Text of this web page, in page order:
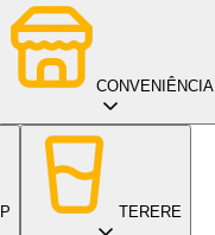
CONVENIÊNCIA
TERERE